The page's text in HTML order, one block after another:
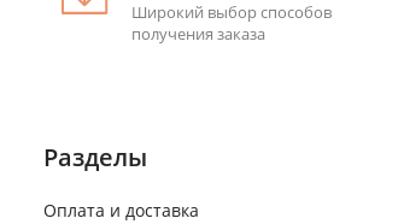
Широкий выбор способов
получения заказа
Разделы
Оплата и доставка